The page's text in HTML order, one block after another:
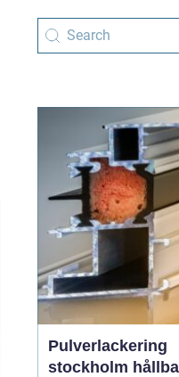
Pulverlackering
stockholm hållbara